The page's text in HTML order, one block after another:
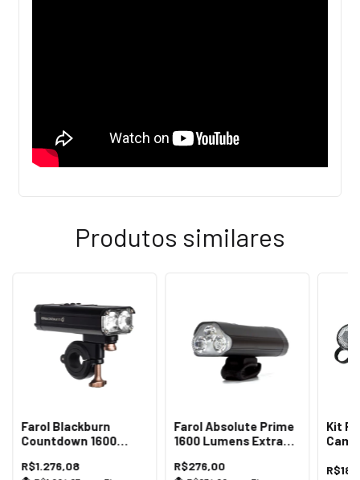
Produtos similares
Farol Blackburn
Countdown 1600
Digital
R$1.276,08
Farol Absolute Prime
1600 Lumens Extra
R$276,00
Kit